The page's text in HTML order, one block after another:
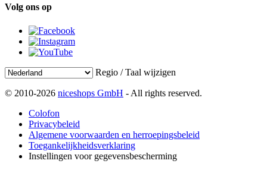
Volg ons op
Regio / Taal wijzigen
© 2010-2026 niceshops GmbH - All rights reserved.
Colofon
Privacybeleid
Algemene voorwaarden en herroepingsbeleid
Toegankelijkheidsverklaring
Instellingen voor gegevensbescherming